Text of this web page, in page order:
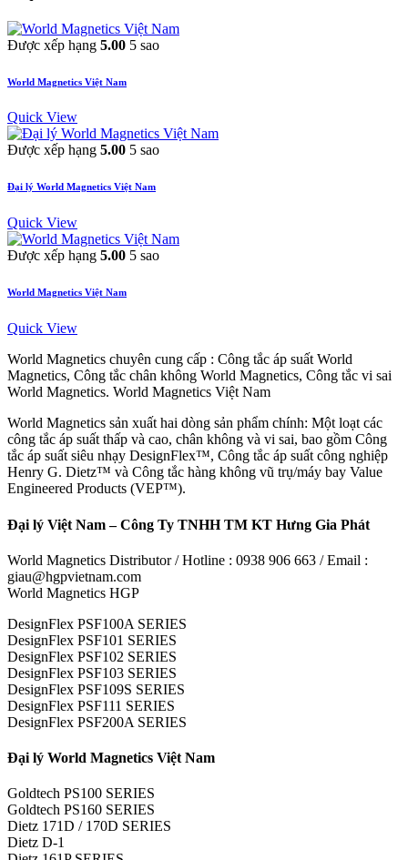
Được xếp hạng 5.00 5 sao
World Magnetics Việt Nam
Quick View
Được xếp hạng 5.00 5 sao
Đại lý World Magnetics Việt Nam
Quick View
Được xếp hạng 5.00 5 sao
World Magnetics Việt Nam
Quick View
World Magnetics chuyên cung cấp : Công tắc áp suất World
Magnetics, Công tắc chân không World Magnetics, Công tắc vi sai
World Magnetics. World Magnetics Việt Nam
World Magnetics sản xuất hai dòng sản phẩm chính: Một loạt các
công tắc áp suất thấp và cao, chân không và vi sai, bao gồm Công
tắc áp suất siêu nhạy DesignFlex™, Công tắc áp suất công nghiệp
Henry G. Dietz™ và Công tắc hàng không vũ trụ/máy bay Value
Engineered Products (VEP™).
Đại lý Việt Nam – Công Ty TNHH TM KT Hưng Gia Phát
World Magnetics Distributor / Hotline : 0938 906 663 / Email :
giau@hgpvietnam.com
World Magnetics HGP
DesignFlex PSF100A SERIES
DesignFlex PSF101 SERIES
DesignFlex PSF102 SERIES
DesignFlex PSF103 SERIES
DesignFlex PSF109S SERIES
DesignFlex PSF111 SERIES
DesignFlex PSF200A SERIES
Đại lý World Magnetics Việt Nam
Goldtech PS100 SERIES
Goldtech PS160 SERIES
Dietz 171D / 170D SERIES
Dietz D-1